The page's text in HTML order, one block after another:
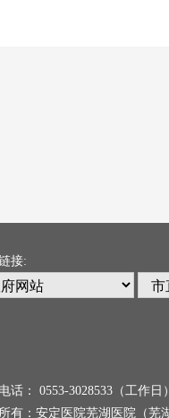
接:
话： 0553-3028533（工作
有：安定医院芜湖医院（